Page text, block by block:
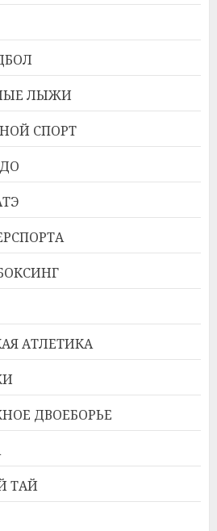
ЛЫЖИ
СПОРТ
АТЛЕТИКА
ДВОЕБОРЬЕ
ТАЙ